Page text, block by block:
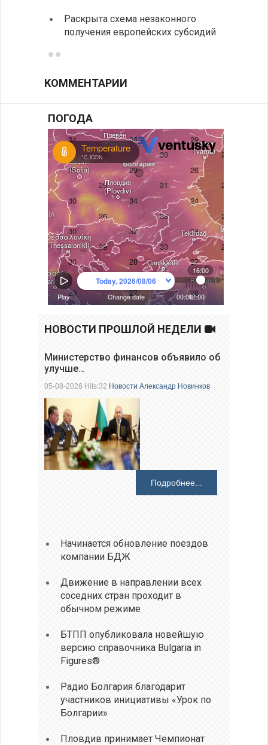
Раскрыта схема незаконного
получения европейских субсидий
КОММЕНТАРИИ
ПОГОДА
НОВОСТИ ПРОШЛОЙ НЕДЕЛИ
Министерство финансов объявило об
улучше…
05-08-2026 Hits:32Новости Александр Новинков
Подробнее...
Начинается обновление поездов
компании БДЖ
Движение в направлении всех
соседних стран проходит в
обычном режиме
БТПП опубликовала новейшую
версию справочника Bulgaria in
Figures®
Радио Болгария благодарит
участников инициативы «Урок по
Болгарии»
Пловдив принимает Чемпионат